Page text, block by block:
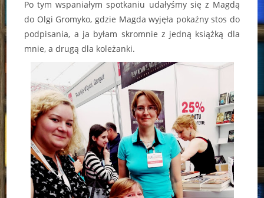
Po tym wspaniałym spotkaniu udałyśmy się z Magdą
do Olgi Gromyko, gdzie Magda wyjęła pokaźny stos do
podpisania, a ja byłam skromnie z jedną książką dla
mnie, a drugą dla koleżanki.